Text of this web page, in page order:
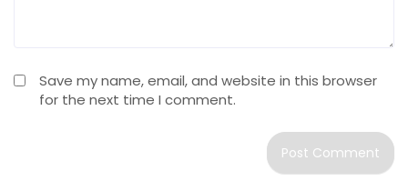
Save my name, email, and website in this browser
for the next time I comment.